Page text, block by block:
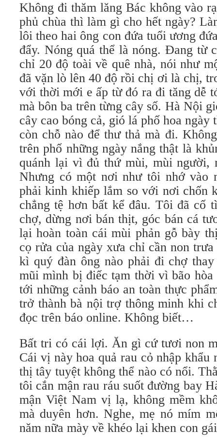
Không đi thăm lăng Bác không vào
phủ chùa thì làm gì cho hết ngày?
lôi theo hai ông con đứa tuổi ương
đẩy. Nóng quá thể là nóng. Đang từ
chỉ 20 độ toài về quê nhà, nói như
đã vặn lò lên 40 độ rồi chị ơi là chị,
với thời mới e ấp từ đó ra đi tăng dễ
mà bôn ba trên từng cây số. Hà Nội
cây cao bóng cả, gió lá phố hoa ngày
còn chỗ nào để thư thả mà đi.
trên phố những ngày nắng thật là
quánh lại vì đủ thứ mùi, mùi người,
Nhưng có một nơi như tôi nhớ vào
phải kinh khiếp lắm so với nơi chốn
chẳng tệ hơn bất kể đâu. Tôi đã cố
chợ, dừng nơi bán thịt, góc bán cá
lại hoàn toàn cái mùi phản gỗ bày
cọ rửa của ngày xưa chỉ cần non
kì quý đàn ông nào phải đi chợ
mũi mình bị điếc tạm thời vì bão
tới những cảnh báo an toàn thực
trở thành bà nội trợ thông minh khi
đọc trên báo online. Không biết…
Bất tri có cái lợi. Ăn gì cứ tươi non
Cái vị này hoa quả rau cỏ nhập khẩu
thị tây tuyệt không thể nào có nổi.
tôi cắn mận rau ráu suốt đường bay
mận Việt Nam vị lạ, không mềm
mà duyên hơn. Nghe, mẹ nó mím
năm nữa mày về khéo lại khen con